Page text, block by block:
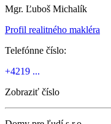
Mgr. Ľuboš Michalík
Profil realitného makléra
Telefónne číslo:
+4219 ...
Zobraziť číslo